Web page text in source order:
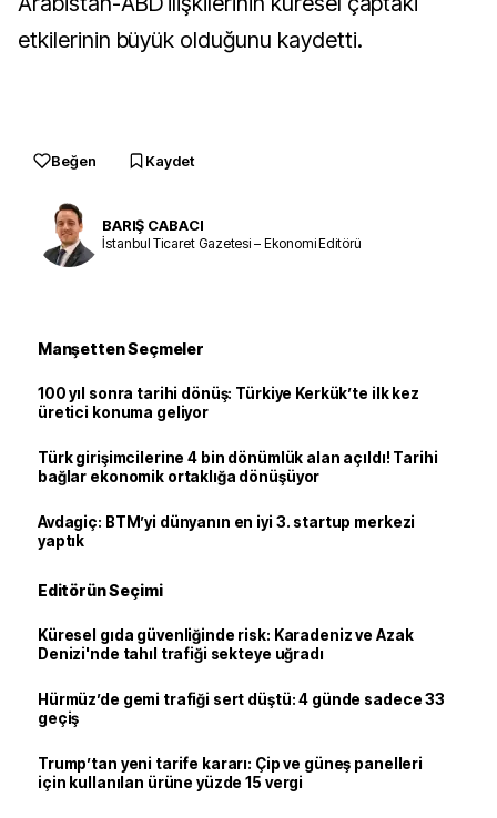
etkilerinin büyük olduğunu kaydetti.
Beğen Kaydet
BARIŞ CABACI
İstanbul Ticaret Gazetesi – Ekonomi Editörü
Manşetten Seçmeler
100 yıl sonra tarihi dönüş: Türkiye Kerkük’te ilk kez
üretici konuma geliyor
Türk girişimcilerine 4 bin dönümlük alan açıldı! Tarihi
bağlar ekonomik ortaklığa dönüşüyor
Avdagiç: BTM’yi dünyanın en iyi 3. startup merkezi
yaptık
Editörün Seçimi
Küresel gıda güvenliğinde risk: Karadeniz ve Azak
Denizi'nde tahıl trafiği sekteye uğradı
Hürmüz’de gemi trafiği sert düştü: 4 günde sadece 33
geçiş
Trump’tan yeni tarife kararı: Çip ve güneş panelleri
için kullanılan ürüne yüzde 15 vergi